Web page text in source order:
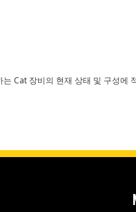
Cat 장비의 현재 상태 및 구성